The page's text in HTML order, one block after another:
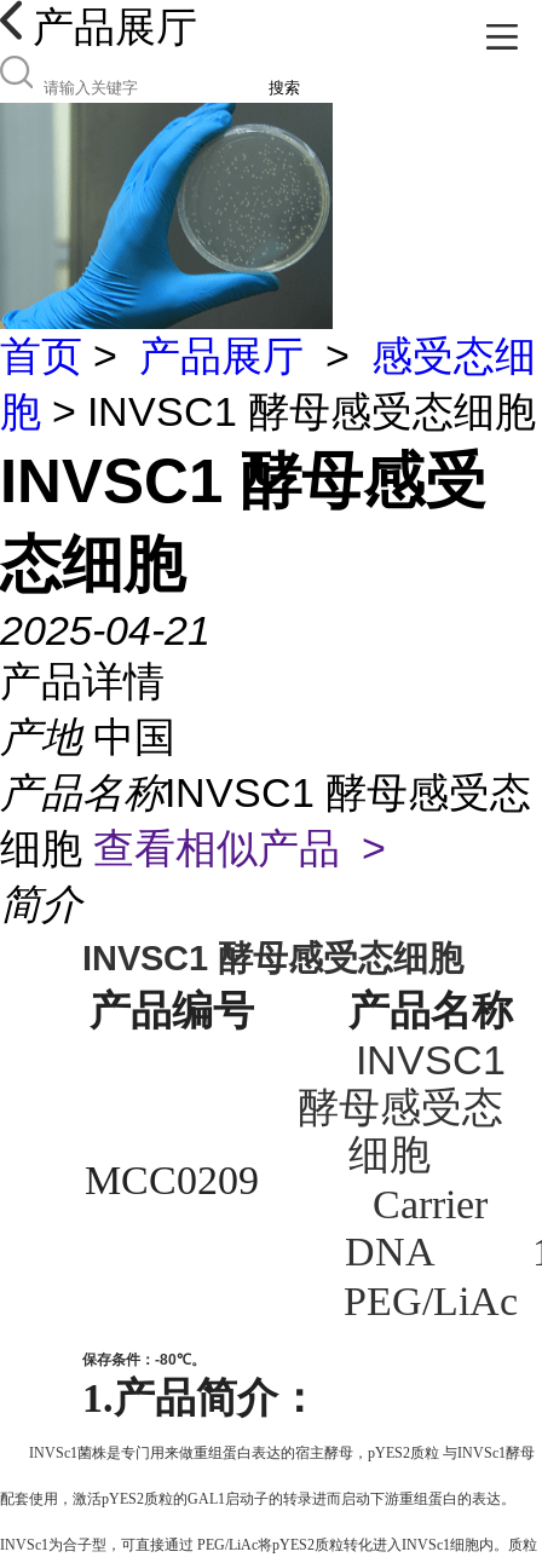
产品展厅
搜索
首页 > 产品展厅 > 感受态细
胞 > INVSC1 酵母感受态细胞
INVSC1 酵母感受
态细胞
2025-04-21
产品详情
产地 中国
产品名称INVSC1 酵母感受态
细胞 查看相似产品 >
简介
INVSC1 酵母感受态细胞
产品编号 产品名称
MCC0209
INVSC1
酵母感受态
细胞
Carrier
DNA
PEG/LiAc
保存条件： -80℃。
1.产品简介：
INVSc1菌株是专门用来做重组蛋白表达的宿主酵母，pYES2质粒 与INVSc1酵母
配套使用，激活pYES2质粒的GAL1启动子的转录进而启动下游重组蛋白的表达。
INVSc1为合子型，可直接通过 PEG/LiAc将pYES2质粒转化进入INVSc1细胞内。质粒